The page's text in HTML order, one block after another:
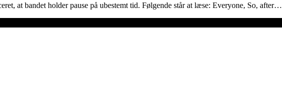
at bandet holder pause på ubestemt tid. Følgende står at læse: Everyone, So, after…